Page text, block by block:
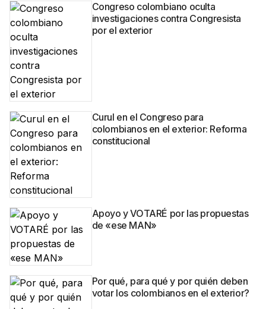
Congreso colombiano oculta
investigaciones contra Congresista
por el exterior
Curul en el Congreso para
colombianos en el exterior: Reforma
constitucional
Apoyo y VOTARÉ por las propuestas
de «ese MAN»
Por qué, para qué y por quién deben
votar los colombianos en el exterior?